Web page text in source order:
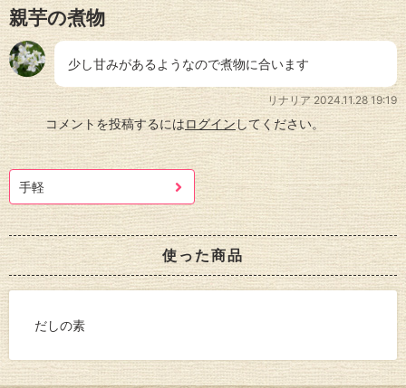
親芋の煮物
少し甘みがあるようなので煮物に合います
リナリア2024.11.28 19:19
コメントを投稿するにはログインしてください。
手軽
使った商品
だしの素